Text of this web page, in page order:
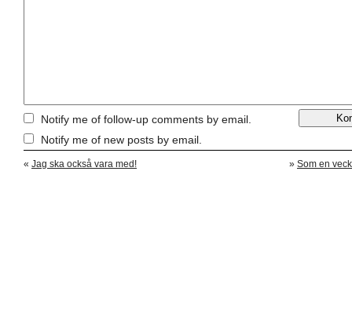
Notify me of follow-up comments by email.
Notify me of new posts by email.
« Jag ska också vara med! » Som en